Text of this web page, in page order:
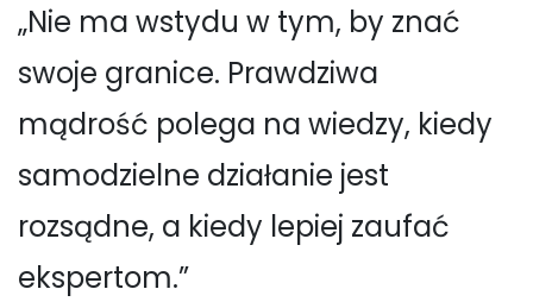
„Nie ma wstydu w tym, by znać
swoje granice. Prawdziwa
mądrość polega na wiedzy, kiedy
samodzielne działanie jest
rozsądne, a kiedy lepiej zaufać
ekspertom.”